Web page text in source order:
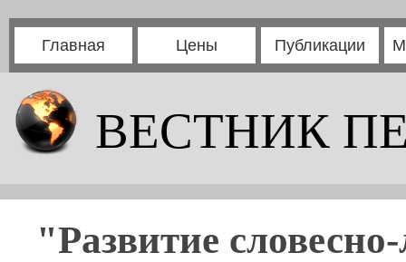
Главная Цены Публикации
ВЕСТНИК
"Развитие